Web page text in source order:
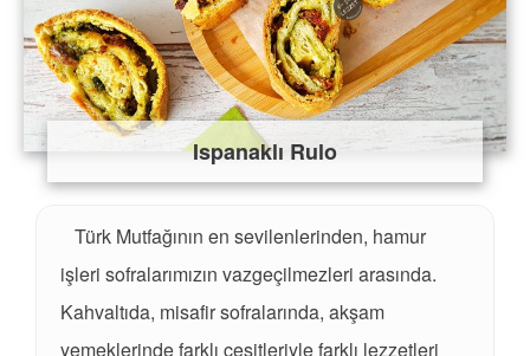
Ispanaklı Rulo
Türk Mutfağının en sevilenlerinden, hamur
işleri sofralarımızın vazgeçilmezleri arasında.
Kahvaltıda, misafir sofralarında, akşam
yemeklerinde farklı çeşitleriyle farklı lezzetleri